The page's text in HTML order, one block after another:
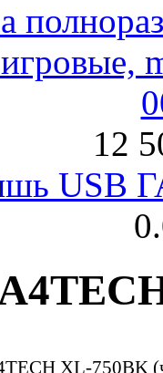
12
USB